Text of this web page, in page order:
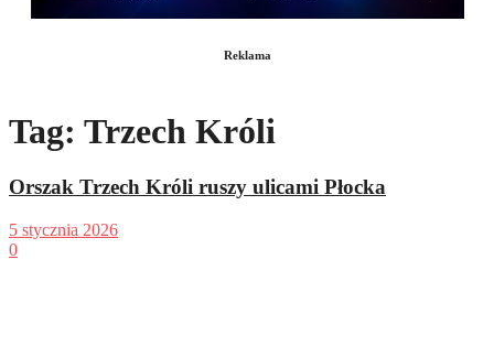
Reklama
Tag: Trzech Króli
Orszak Trzech Króli ruszy ulicami Płocka
5 stycznia 2026
0